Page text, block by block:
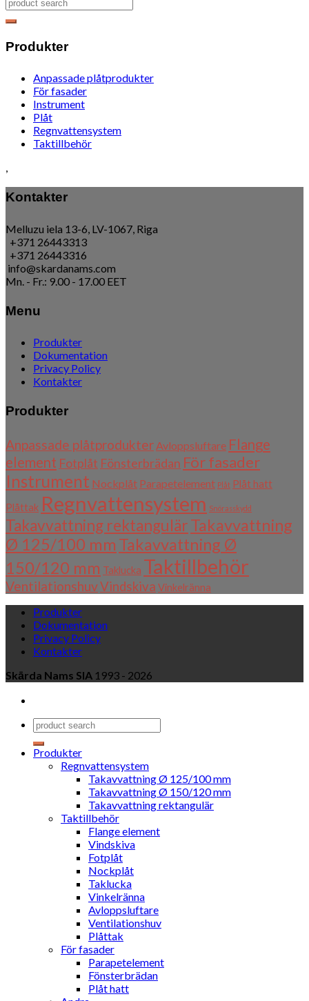
Produkter
Anpassade plåtprodukter
För fasader
Instrument
Plåt
Regnvattensystem
Taktillbehör
,
Kontakter
Melluzu iela 13-6, LV-1067, Riga
+371 26443313
+371 26443316
info@skardanams.com
Mn. - Fr.: 9.00 - 17.00 EET
Menu
Produkter
Dokumentation
Privacy Policy
Kontakter
Produkter
Anpassade plåtprodukter Avloppsluftare Flange
element Fotplåt Fönsterbrädan För fasader
Instrument Nockplåt Parapetelement Plåt Plåt hatt
Plåttak Regnvattensystem Snörasskydd
Takavvattning rektangulärTakavvattning
Ø 125/100 mm Takavvattning Ø
150/120 mm Taklucka Taktillbehör
VentilationshuvVindskiva Vinkelränna
Produkter
Dokumentation
Privacy Policy
Kontakter
Skārda Nams SIA 1993 - 2026
Produkter
Regnvattensystem
Takavvattning Ø 125/100 mm
Takavvattning Ø 150/120 mm
Takavvattning rektangulär
Taktillbehör
Flange element
Vindskiva
Fotplåt
Nockplåt
Taklucka
Vinkelränna
Avloppsluftare
Ventilationshuv
Plåttak
För fasader
Parapetelement
Fönsterbrädan
Plåt hatt